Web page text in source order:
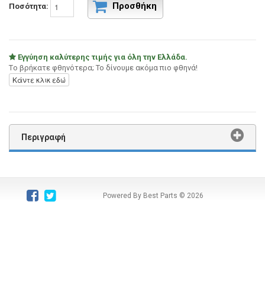
Ποσότητα: Προσθήκη
Εγγύηση καλύτερης τιμής για όλη την Ελλάδα.
Tο βρήκατε φθηνότερα; Το δίνουμε ακόμα πιο φθηνά!
Κάντε κλικ εδώ
Περιγραφή
Powered By Best Parts © 2026